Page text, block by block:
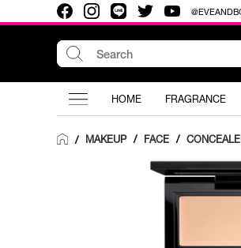
HOME FRAGRANCE
/ MAKEUP / FACE /